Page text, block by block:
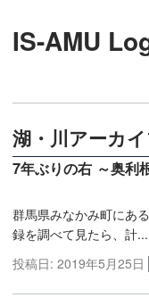
IS-AMU
湖・川アーカ
7年ぶりの右 ～奥利
群馬県みなかみ町にあ
録を調べて見たら、計...
投稿日: 2019年5月25日